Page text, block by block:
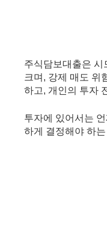
주식담보대출은 시
크며, 강제 매도 위
하고, 개인의 투자
투자에 있어서는
하게 결정해야 하